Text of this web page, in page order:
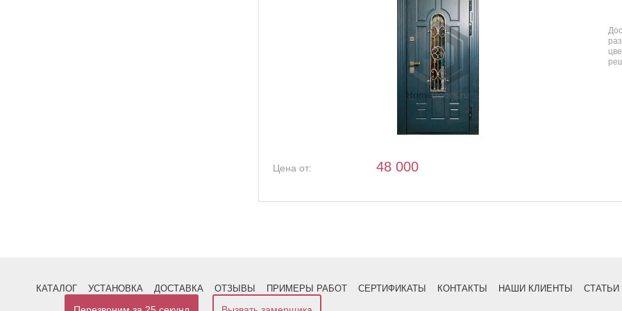
Цена от: 48 000
КАТАЛОГ УСТАНОВКА ДОСТАВКА ОТЗЫВЫ ПРИМЕРЫ РАБОТ СЕРТИФИКАТЫ КОНТАКТЫ НАШИ КЛИЕНТЫ СТАТЬИ